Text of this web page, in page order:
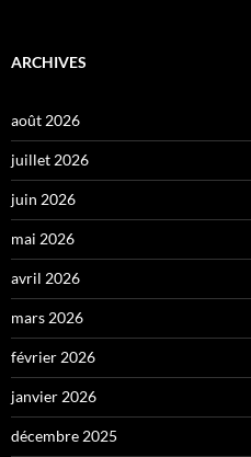
ARCHIVES
août 2026
juillet 2026
juin 2026
mai 2026
avril 2026
mars 2026
février 2026
janvier 2026
décembre 2025